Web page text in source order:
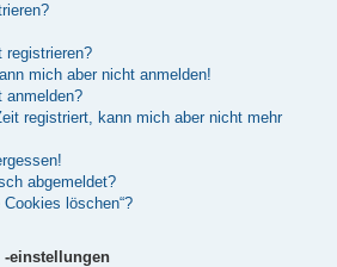
registrieren?
mich aber nicht anmelden!
anmelden?
registriert, kann mich aber nicht mehr
abgemeldet?
löschen“?
-einstellungen